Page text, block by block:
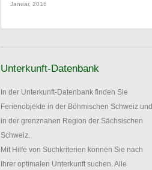
Januar, 2016
Unterkunft-Datenbank
In der Unterkunft-Datenbank finden Sie
Ferienobjekte in der Böhmischen Schweiz und
in der grenznahen Region der Sächsischen
Schweiz.
Mit Hilfe von Suchkriterien können Sie nach
Ihrer optimalen Unterkunft suchen. Alle